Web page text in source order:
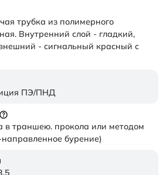
трубка из полимерного
Внутренний слой - гладкий,
- сигнальный красный с
ПЭ/ПНД
в траншею. прокола или методом
бурение)